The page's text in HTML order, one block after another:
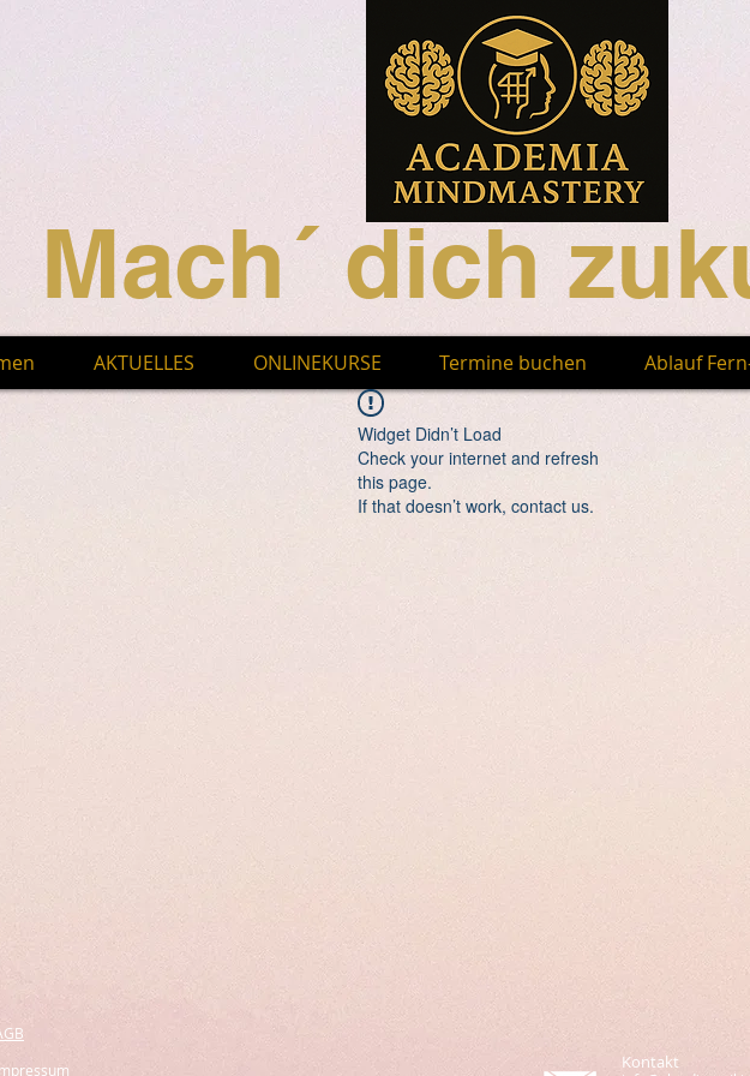
Mach´ dich
AKTUELLES ONLINEKURSE Termine buchen Ablauf
Widget Didn’t Load
Check your internet and refresh
this page.
If that doesn’t work, contact us.
Kontakt